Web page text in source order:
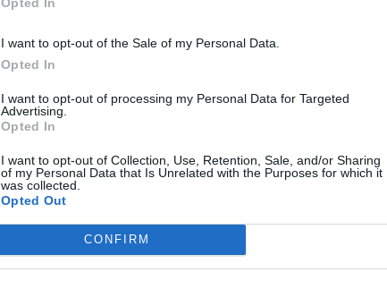
I want to opt-out of the Sale of my Personal Data.
Opted In
I want to opt-out of processing my Personal Data for Targeted
Advertising.
Opted In
I want to opt-out of Collection, Use, Retention, Sale, and/or Sharing
of my Personal Data that Is Unrelated with the Purposes for which it
was collected.
Opted Out
CONFIRM